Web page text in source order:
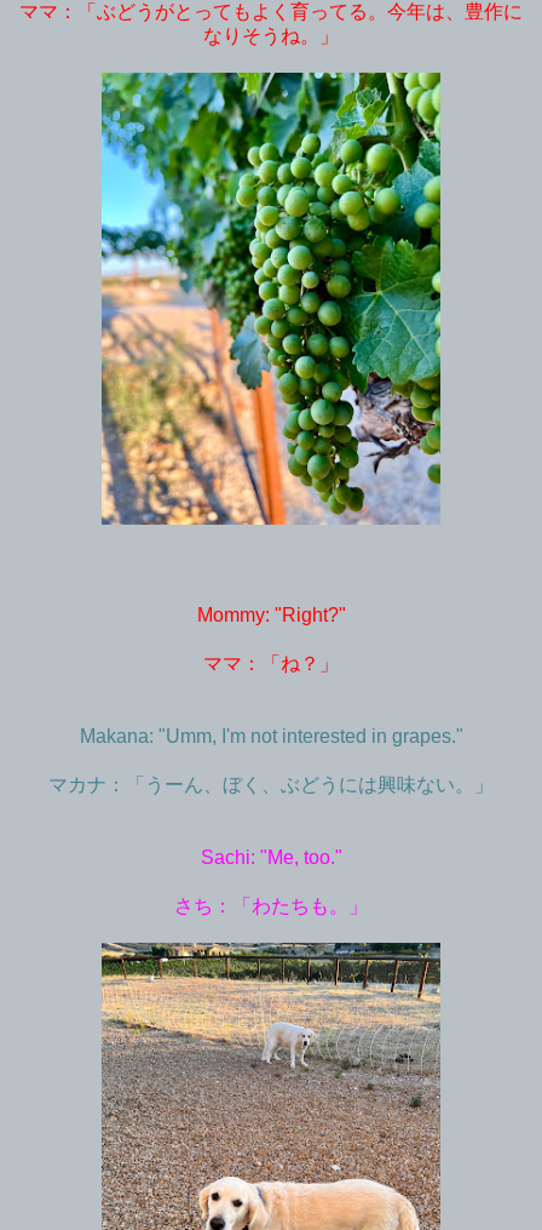
ママ：「ぶどうがとってもよく育ってる。今年は、豊作に
なりそうね。」
Mommy: "Right?"
ママ：「ね？」
Makana: "Umm, I'm not interested in grapes."
マカナ：「うーん、ぼく、ぶどうには興味ない。」
Sachi: "Me, too."
さち：「わたちも。」